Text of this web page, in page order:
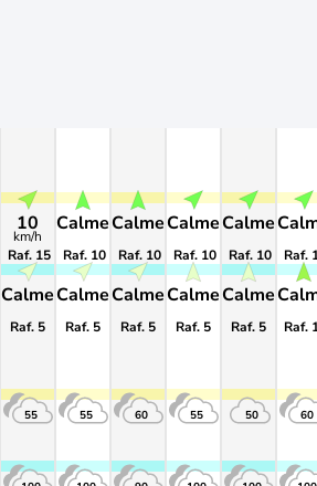
10
km/h
Raf. 15
Calme
Raf. 5
55
Calme
Raf. 10
Calme
Raf. 5
55
Calme
Raf. 10
Calme
Raf. 5
60
Calme
Raf. 10
Calme
Raf. 5
55
Calme
Raf. 10
Calme
Raf. 5
50
Raf.
Raf.
60